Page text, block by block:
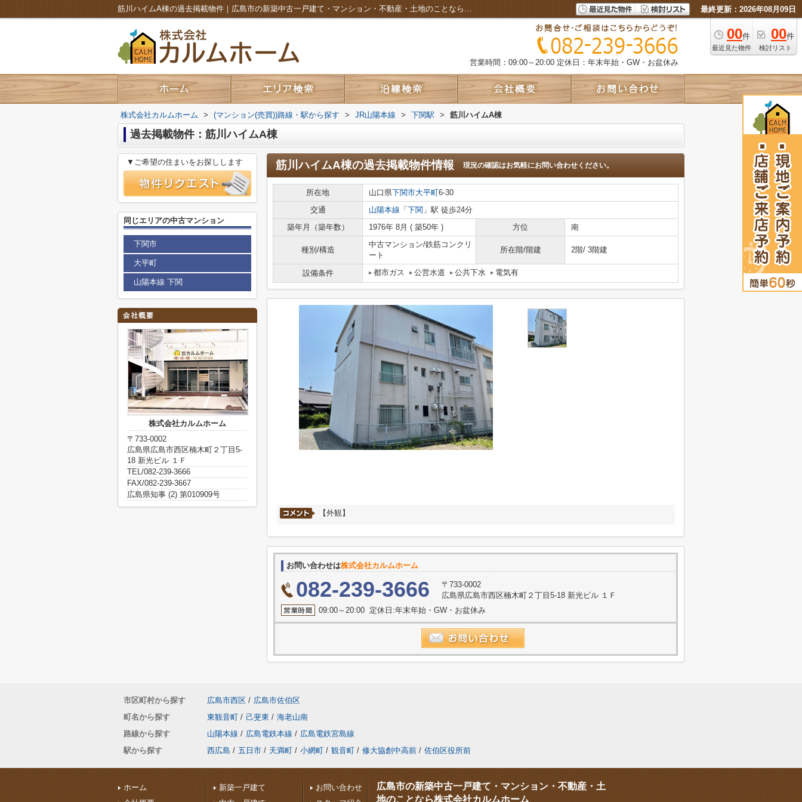
筋川ハイムA棟の過去掲載物件｜広島市の新築中古一戸建て・マンション・不動産・土地のことなら株式会社カルムホーム 最終更新：2026年08月09日
00件
最近見た物件
00件
検討リスト
営業時間：09:00～20:00 定休日：年末年始・GW・お盆休み
株式会社カルムホーム > (マンション(売買))路線・駅から探す > JR山陽本線 > 下関駅 > 筋川ハイムA棟
過去掲載物件：筋川ハイムA棟
筋川ハイムA棟の過去掲載物件情報 現況の確認はお気軽にお問い合わせください。
所在地 山口県下関市大平町6-30
交通
山陽本線 「 下関 」駅 徒歩24分
築年月（築年数）
1976年 8月 ( 築50年 ) 方位 南
種別/構造
中古マンション/鉄筋コンクリ
ート
所在階/階建 2階/ 3階建
設備条件 都市ガス 公営水道 公共下水 電気有
【外観】
お問い合わせは株式会社カルムホーム
082-239-3666
〒733-0002
広島県広島市西区楠木町２丁目5-18 新光ビル １Ｆ
09:00～20:00 定休日:年末年始・GW・お盆休み
▼ご希望の住まいをお探しします
同じエリアの中古マンション
下関市
大平町
山陽本線 下関
株式会社カルムホーム
〒733-0002
広島県広島市西区楠木町２丁目5-
18 新光ビル １Ｆ
TEL/082-239-3666
FAX/082-239-3667
広島県知事 (2) 第010909号
市区町村から探す 広島市西区 / 広島市佐伯区
町名から探す
東観音町 / 己斐東 / 海老山南
路線から探す
山陽本線 / 広島電鉄本線 / 広島電鉄宮島線
駅から探す
西広島 / 五日市 / 天満町 / 小網町 / 観音町 / 修大協創中高前 / 佐伯区役所前
ホーム
新築一戸建て
お問い合わせ
広島市の新築中古一戸建て・マンション・不動産・土
地のことなら株式会社カルムホーム